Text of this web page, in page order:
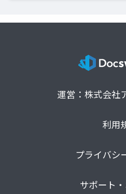
運営：株式会社
利用
プライバシ
サポート